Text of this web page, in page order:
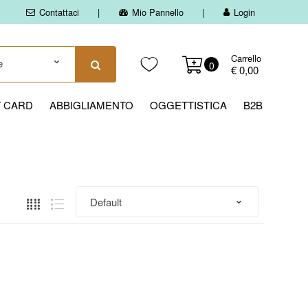
Contattaci Mio Pannello Login
0
Carrello
€ 0,00
CARD ABBIGLIAMENTO OGGETTISTICA B2B